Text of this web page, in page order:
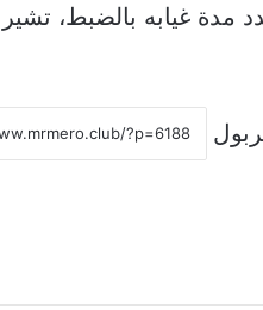
غيابه بالضبط، تشير